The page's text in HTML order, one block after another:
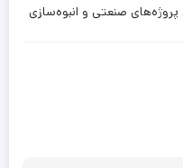
صنعتی و انبوه‌سازی